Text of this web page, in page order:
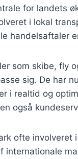
for landets
i lokal
handelsaftaler
som skibe, fly
sig. De har
i realtid og
også
ofte
internationale